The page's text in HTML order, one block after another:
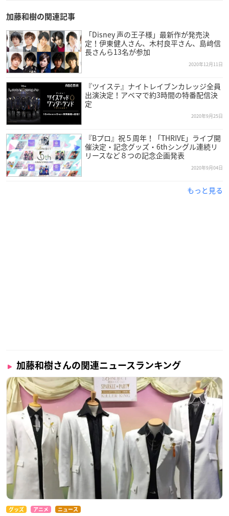
▼ご予約・ご購入はこちらから
Kindle
※Amazon kindle store、楽天kobo、hontoほか、各電子書店
で順次配信。
配信開始日時は各電子書店によって異なります。
※加藤和樹
写真集「加藤和樹という男」電子版は、紙版とはコ
ンテンツが一部異なります。
掲載されていないページ、記事、写真があります。
加藤和樹の関連記事
「Disney 声の王子様」最新作が発売決
定！伊東健人さん、木村良平さん、島﨑信
長さんら13名が参加
2020年12月11日
『ツイステ』ナイトレイブンカレッジ全員
出演決定！アベマで約3時間の特番配信決
定
2020年9月25日
『Bプロ』祝５周年！「THRIVE」ライブ開
催決定・記念グッズ・6thシングル連続リ
リースなど８つの記念企画発表
2020年9月04日
もっと見る
加藤和樹さんの関連ニュースランキング
グッズ アニメ ニュース